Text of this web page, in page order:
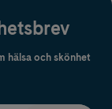
hälsa och skönhet